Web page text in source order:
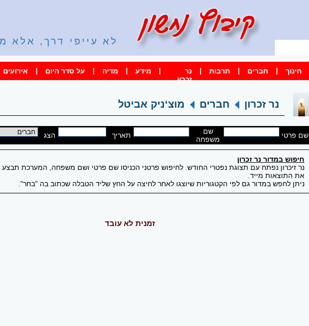
לא עייפי דרך, אלא
חינוך | חברים | תרבות |
נר
זכרון
| מידע | מדיה | על סדר היום | אירועים
נר זכרון חברים מוצ‘ניק אביטל
שם פרטי
שם
משפחה
תאריך הצג
חיפוש במדור נר זכרון
נר זיכרון נפתח עם תצוגת נפטרי החודש. לחיפוש פרטני הכניסו שם פרטי ושם משפחה, המערכת תבצע
את התוצאות מייד.
ניתן לחפש במדור גם לפי הקטגוריות שיוצגו לאחר לחיצה על החץ שליד הטבלה שכתוב בה "בחר".
זמנית לא עובד